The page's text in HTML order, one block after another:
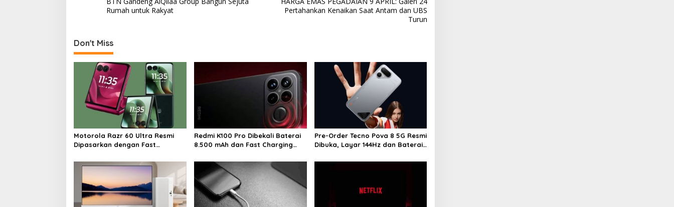
o
n
a
v
i
g
a
t
i
o
n
Rumah untuk Rakyat
Pertahankan Kenaikan Saat Antam dan UBS
Turun
Don't Miss
Motorola Razr 60 Ultra Resmi
Dipasarkan dengan Fast
Redmi K100 Pro Dibekali Baterai
8.500 mAh dan Fast Charging
Pre-Order Tecno Pova 8 5G Resmi
Dibuka, Layar 144Hz dan Baterai